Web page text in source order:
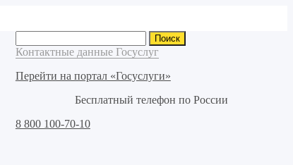
Контактные данные Госуслуг
Перейти на портал «Госуслуги»
Бесплатный телефон по России
8 800 100-70-10